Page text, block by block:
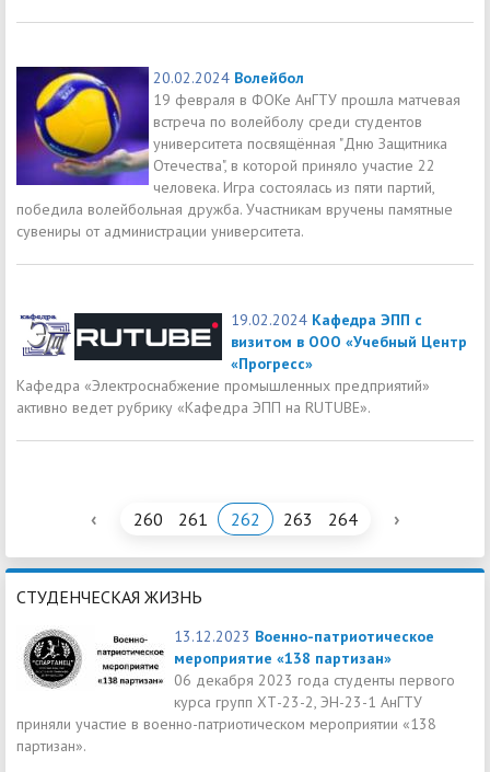
20.02.2024 Волейбол
19 февраля в ФОКе АнГТУ прошла матчевая
встреча по волейболу среди студентов
университета посвящённая "Дню Защитника
Отечества", в которой приняло участие 22
человека. Игра состоялась из пяти партий,
победила волейбольная дружба. Участникам вручены памятные
сувениры от администрации университета.
19.02.2024 Кафедра ЭПП с
визитом в ООО «Учебный Центр
«Прогресс»
Кафедра «Электроснабжение промышленных предприятий»
активно ведет рубрику «Кафедра ЭПП на RUTUBE».
‹ 260 261 262 263 264 ›
СТУДЕНЧЕСКАЯ ЖИЗНЬ
13.12.2023 Военно-патриотическое
мероприятие «138 партизан»
06 декабря 2023 года студенты первого
курса групп ХТ-23-2, ЭН-23-1 АнГТУ
приняли участие в военно-патриотическом мероприятии «138
партизан».